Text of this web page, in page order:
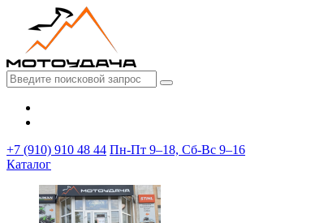
+7 (910) 910 48 44 Пн-Пт 9–18, Сб-Вс 9–16
Каталог